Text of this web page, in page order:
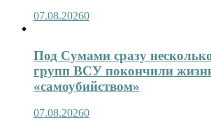
07.08.20260
Под Сумами сразу
групп ВСУ покончили
«самоубийством»
07.08.20260